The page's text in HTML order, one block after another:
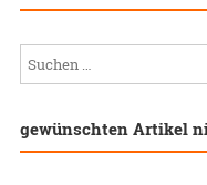
gewünschten Artikel